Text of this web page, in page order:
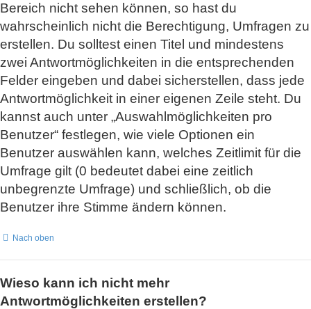
Bereich nicht sehen können, so hast du
wahrscheinlich nicht die Berechtigung, Umfragen zu
erstellen. Du solltest einen Titel und mindestens
zwei Antwortmöglichkeiten in die entsprechenden
Felder eingeben und dabei sicherstellen, dass jede
Antwortmöglichkeit in einer eigenen Zeile steht. Du
kannst auch unter „Auswahlmöglichkeiten pro
Benutzer“ festlegen, wie viele Optionen ein
Benutzer auswählen kann, welches Zeitlimit für die
Umfrage gilt (0 bedeutet dabei eine zeitlich
unbegrenzte Umfrage) und schließlich, ob die
Benutzer ihre Stimme ändern können.
Nach oben
Wieso kann ich nicht mehr
Antwortmöglichkeiten erstellen?